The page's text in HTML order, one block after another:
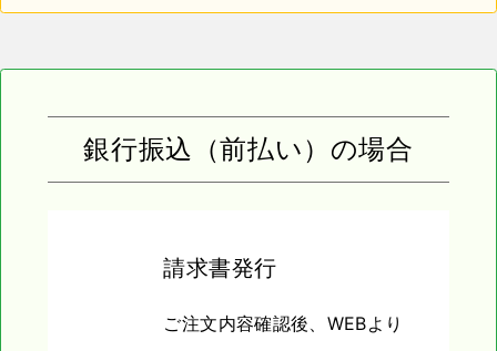
銀行振込（前払い）の場合
請求書発行
ご注文内容確認後、WEBより